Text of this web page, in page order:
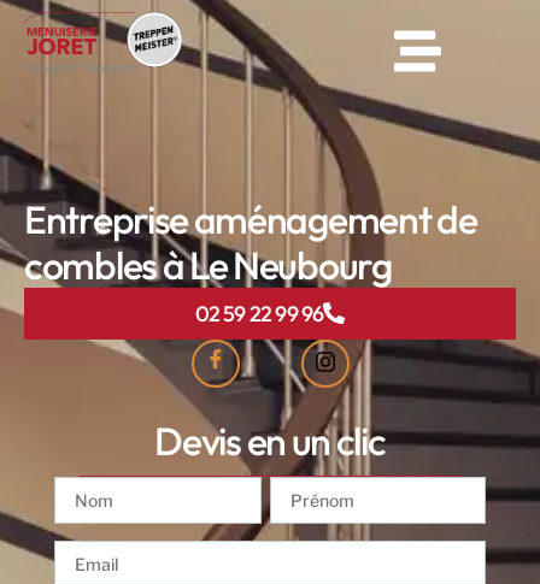
Entreprise aménagement de
combles à Le Neubourg
02 59 22 99 96
Devis en un clic